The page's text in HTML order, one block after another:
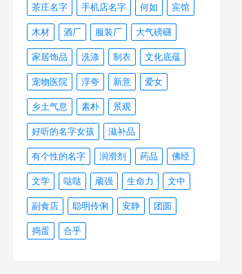
茶庄名字 手机店名字 何如 宾馆
木材 酒厂 服装厂 大气磅礴
家居饰品 洗涤 制衣 文化底蕴
宠物医院 浮夸 新意 爱女
乡土气息 素朴 景观
好听的名字女孩 滋补品
有个性的名字 润滑剂 药品 佛经
文学 哒哒 顽强 生命力 文中
副食店 聪明伶俐 安静 团圆
捣蛋 合乎